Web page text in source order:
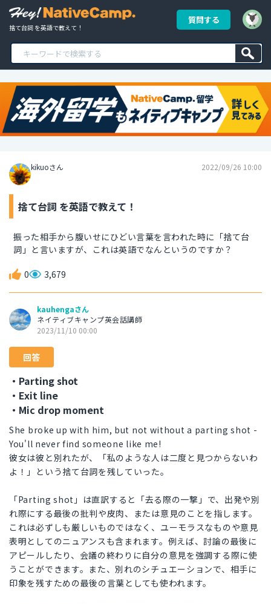
捨て台詞 を英語で教えて！
質問する
kikuoさん 2022/09/26 10:00
捨て台詞 を英語で教えて！
振った相手から腹いせにひどい言葉を言われた時に「捨て台
詞」と言いますが、これは英語でなんというのですか？
0 3,679
kauhengaさん
ネイティブキャンプ英会話講師
2023/11/10 00:00
回答
・Parting shot
・Exit line
・Mic drop moment
She broke up with him, but not without a parting shot -
You'll never find someone like me!
彼女は彼と別れたが、「私のような人は二度と見つからないわ
よ！」という捨て台詞を残していった。
「Parting shot」は直訳すると「去る際の一撃」で、出発や別
れ際にする最後の批判や皮肉、または意見のことを指します。
これは必ずしも厳しいものではなく、ユーモラスなものや意見
表明としてのニュアンスも含まれます。例えば、討論の最後に
アピールしたり、会議の終わりに自分の意見を強調する際に使
うことができます。また、別れのシチュエーションで、相手に
印象を残すための最後の言葉としても使われます。